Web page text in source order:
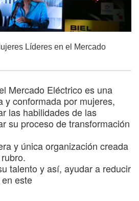
Líderes en el Mercado
Mercado Eléctrico es una
y conformada por mujeres,
las habilidades de las
su proceso de transformación
y única organización creada
talento y así, ayudar a reducir
este